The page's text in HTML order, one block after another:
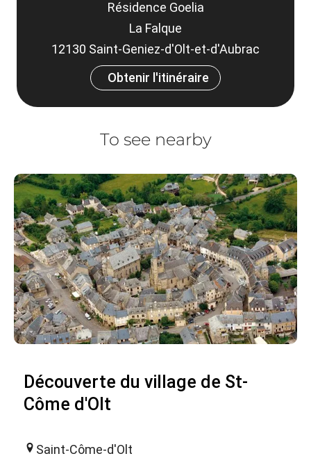
Résidence Goelia
La Falque
12130 Saint-Geniez-d'Olt-et-d'Aubrac
Obtenir l'itinéraire
To see nearby
Découverte du village de St-
Côme d'Olt
Saint-Côme-d'Olt